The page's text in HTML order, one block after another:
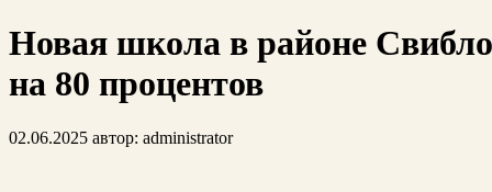
Новая школа в районе
на 80 процентов
02.06.2025 автор: administrator